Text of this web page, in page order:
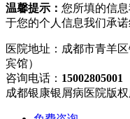
温馨提示： 您所填的信
于您的个人信息我们承
医院地址：成都市青羊
宾馆）
咨询电话： 15002805001
成都银康银屑病医院版